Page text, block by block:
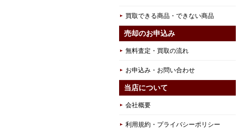
買取できる商品・できない商品
売却のお申込み
無料査定・買取の流れ
お申込み・お問い合わせ
当店について
会社概要
利用規約・プライバシーポリシー